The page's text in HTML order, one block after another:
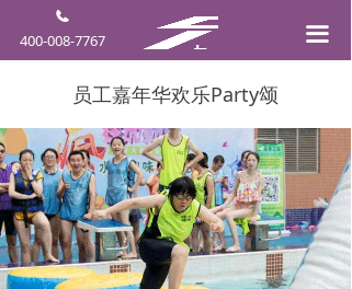
400-008-7767 끀
员工嘉年华欢乐Party颂